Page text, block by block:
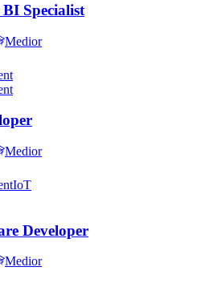
Specialist
Medior
Medior
IoT
Developer
Medior